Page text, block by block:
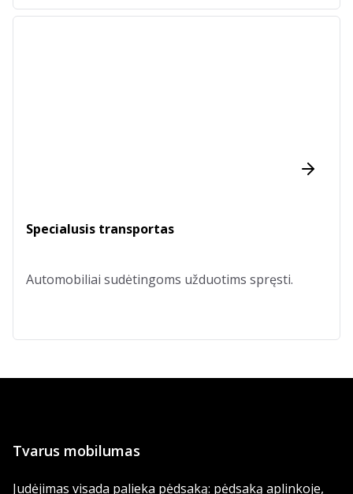
Specialusis transportas
Automobiliai sudėtingoms užduotims spręsti.
Tvarus mobilumas
Judėjimas visada palieka pėdsaką: pėdsaką aplinkoje,